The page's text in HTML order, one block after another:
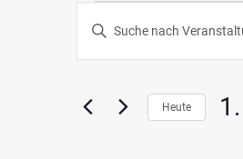
Such-
Geben
Schlüsselwort.Heute